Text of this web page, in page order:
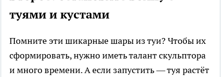
туями и кустами
Помните эти шикарные шары из туи? Чтобы их
сформировать, нужно иметь талант скульптора
и много времени. А если запустить — туя растёт